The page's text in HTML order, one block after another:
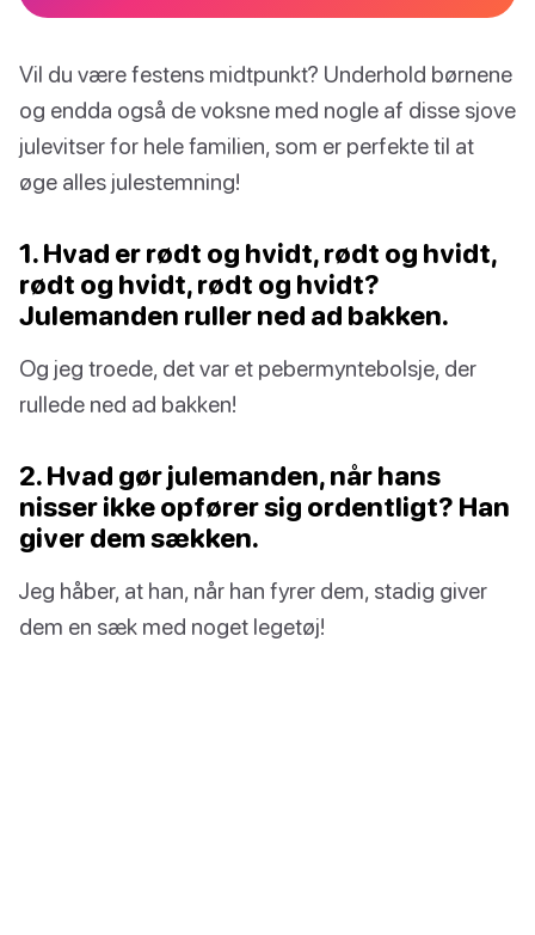
Vil du være festens midtpunkt? Underhold børnene
og endda også de voksne med nogle af disse sjove
julevitser for hele familien, som er perfekte til at
øge alles julestemning!
1. Hvad er rødt og hvidt, rødt og hvidt,
rødt og hvidt, rødt og hvidt?
Julemanden ruller ned ad bakken.
Og jeg troede, det var et pebermyntebolsje, der
rullede ned ad bakken!
2. Hvad gør julemanden, når hans
nisser ikke opfører sig ordentligt? Han
giver dem sækken.
Jeg håber, at han, når han fyrer dem, stadig giver
dem en sæk med noget legetøj!